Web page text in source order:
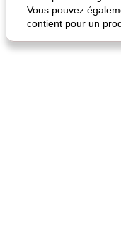
Vous pouvez
contient pour un